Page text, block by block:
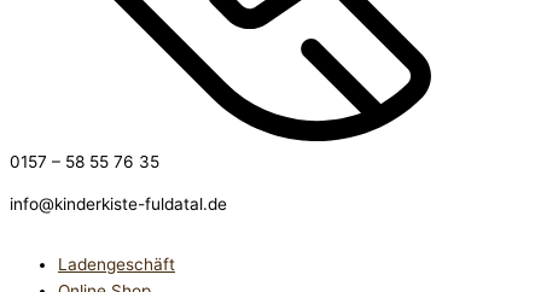
0157 – 58 55 76 35
info@kinderkiste-fuldatal.de
Ladengeschäft